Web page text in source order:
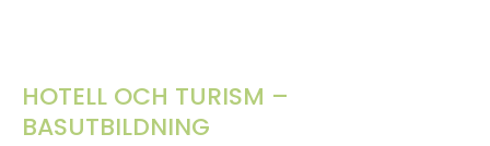
HOTELL OCH TURISM –
BASUTBILDNING